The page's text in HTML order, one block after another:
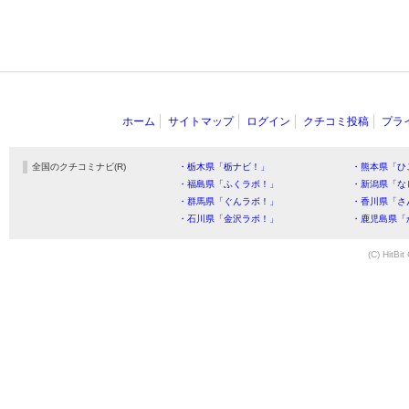
ホーム サイトマップ ログイン クチコミ投稿 プラ
全国のクチコミナビ(R) ・栃木県「栃ナビ！」
・熊本県「
・福島県「ふくラボ！」
・新潟県「
・群馬県「ぐんラボ！」
・香川県「
・石川県「金沢ラボ！」
・鹿児島県
(C) HitBit